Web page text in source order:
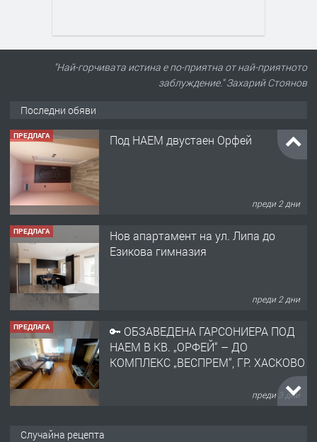
"Най-горчивата истина е по-приятна от най-приятното
заблуждение." Захарий Стоянов
Последни обяви
ПРЕДЛАГА Под НАЕМ двустаен Орфей
преди 2 дни
ПРЕДЛАГА
Нов апартамент на ул. Липа до
Езикова гимназия
преди 2 дни
ПРЕДЛАГА
🔑 ОБЗАВЕДЕНА ГАРСОНИЕРА ПОД
НАЕМ В КВ. „ОРФЕЙ“ – ДО
КОМПЛЕКС „ВЕСПРЕМ“, ГР. ХАСКОВО
преди 3 дни
Случайна рецепта